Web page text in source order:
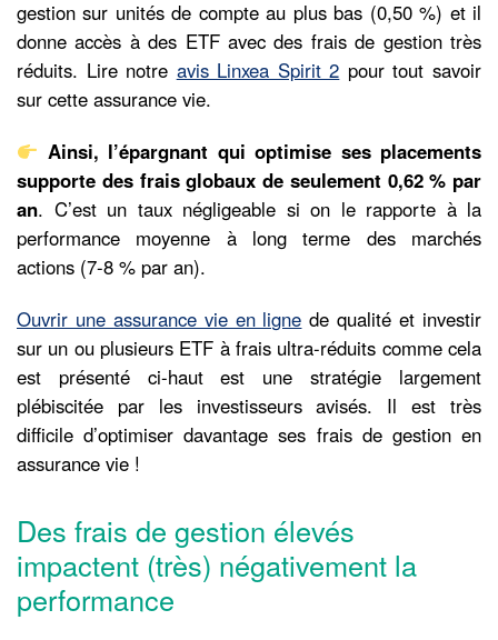
gestion sur unités de compte au plus bas (0,50 %) et il
donne accès à des ETF avec des frais de gestion très
réduits. Lire notre avis Linxea Spirit 2 pour tout savoir
sur cette assurance vie.
Ainsi, l’épargnant qui optimise ses placements
supporte des frais globaux de seulement 0,62 % par
an. C’est un taux négligeable si on le rapporte à la
performance moyenne à long terme des marchés
actions (7-8 % par an).
Ouvrir une assurance vie en ligne de qualité et investir
sur un ou plusieurs ETF à frais ultra-réduits comme cela
est présenté ci-haut est une stratégie largement
plébiscitée par les investisseurs avisés. Il est très
difficile d’optimiser davantage ses frais de gestion en
assurance vie !
Des frais de gestion élevés
impactent (très) négativement la
performance